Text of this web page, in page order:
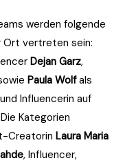
werden folgende
Ort vertreten sein:
Dejan Garz,
Paula Wolfals
Influencerin auf
Kategorien
Creatorin Laura Maria
, Influencer,